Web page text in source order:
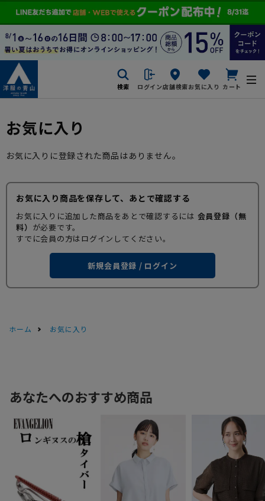
検索 ログイン店舗検索お気に入り カート
お気に入り
お気に入りに登録された商品はありません。
お気に入り商品を保存して、あとで確認する
お気に入りに追加した商品をあとで確認するには 会員登録（無
料） が必要です。
すでに会員の方はログインしてください。
新規会員登録 / ログイン
ホーム お気に入り